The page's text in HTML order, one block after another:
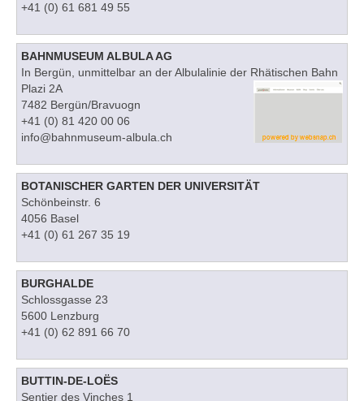
+41 (0) 61 681 49 55
BAHNMUSEUM ALBULA AG
In Bergün, unmittelbar an der Albulalinie der Rhätischen Bahn
Plazi 2A
7482 Bergün/Bravuogn
+41 (0) 81 420 00 06
info@bahnmuseum-albula.ch
BOTANISCHER GARTEN DER UNIVERSITÄT
Schönbeinstr. 6
4056 Basel
+41 (0) 61 267 35 19
BURGHALDE
Schlossgasse 23
5600 Lenzburg
+41 (0) 62 891 66 70
BUTTIN-DE-LOËS
Sentier des Vinches 1